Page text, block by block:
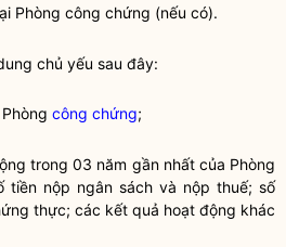
Phòng công chứng (nếu có).
chủ yếu sau đây:
công chứng;
trong 03 năm gần nhất của Phòng
tiền nộp ngân sách và nộp thuế; số
thực; các kết quả hoạt động khác